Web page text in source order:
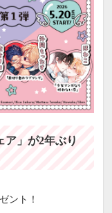
ア」が2年ぶり
ント！